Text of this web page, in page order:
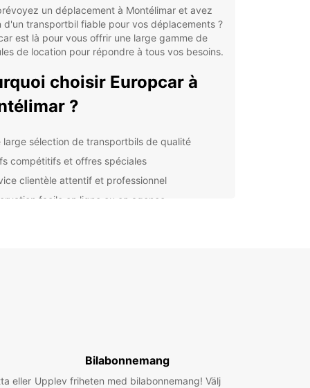
un déplacement à Montélimar et avez
d'un transportbil fiable pour vos déplacements ?
est là pour vous offrir une large gamme de
de location pour répondre à tous vos besoins.
choisir Europcar à
?
large sélection de transportbils de qualité
compétitifs et offres spéciales
clientèle attentif et professionnel
facile en ligne ou en agence
de véhicules, et découvrez tous les trésors
eller
Bilabonnemang
Upplev friheten med bilabonnemang! Välj